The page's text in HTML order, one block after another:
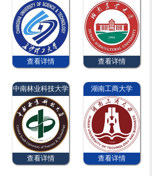
查看详情 查看详情
中南林业科技大学
查看详情
湖南工商大学
查看详情